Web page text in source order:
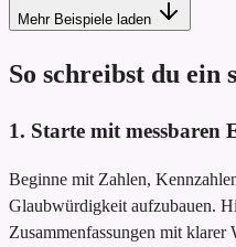
Mehr Beispiele laden
So schreibst du
1. Starte mit messbaren
Beginne mit Zahlen,
Glaubwürdigkeit aufzubauen.
Zusammenfassungen mit klarer